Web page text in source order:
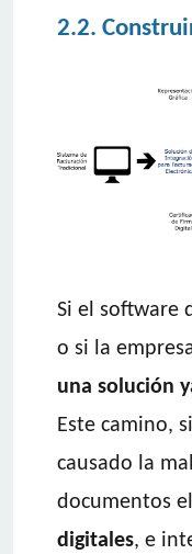
2.2.
Si el software
o si la
una solución
Este camino,
causado la
documentos
digitales, e